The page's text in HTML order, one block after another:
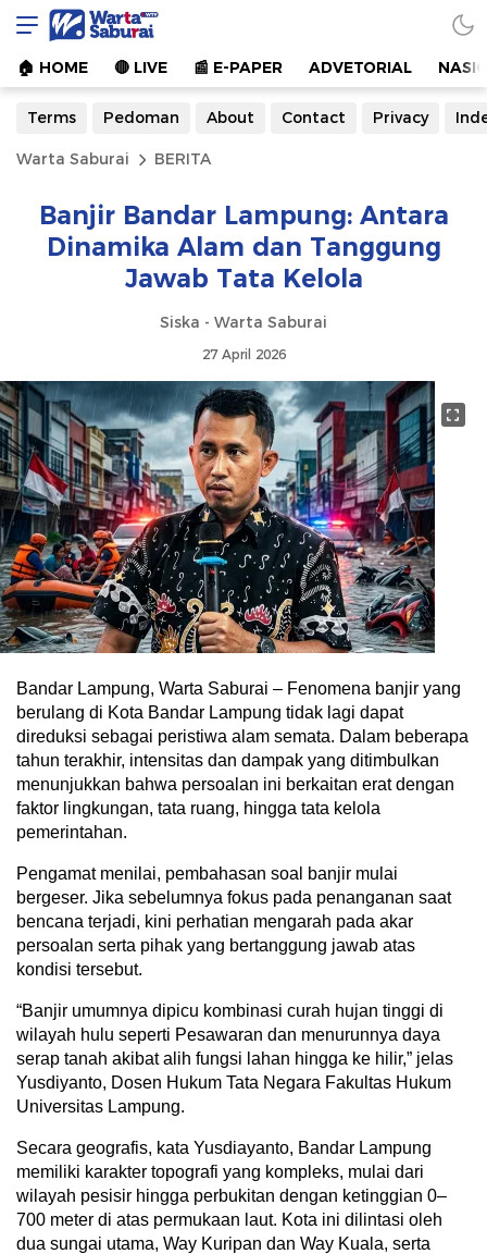
Warta Saburai
Sumber Informasi Terkini
🏠︎ HOME 🔴 LIVE 📰 E-PAPER ADVETORIAL
Terms Pedoman About Contact Privacy
Warta Saburai BERITA
Banjir Bandar Lampung: Antara
Dinamika Alam dan Tanggung
Jawab Tata Kelola
Siska - Warta Saburai
27 April 2026
Bandar Lampung, Warta Saburai – Fenomena banjir yang
berulang di Kota Bandar Lampung tidak lagi dapat
direduksi sebagai peristiwa alam semata. Dalam beberapa
tahun terakhir, intensitas dan dampak yang ditimbulkan
menunjukkan bahwa persoalan ini berkaitan erat dengan
faktor lingkungan, tata ruang, hingga tata kelola
pemerintahan.
Pengamat menilai, pembahasan soal banjir mulai
bergeser. Jika sebelumnya fokus pada penanganan saat
bencana terjadi, kini perhatian mengarah pada akar
persoalan serta pihak yang bertanggung jawab atas
kondisi tersebut.
“Banjir umumnya dipicu kombinasi curah hujan tinggi di
wilayah hulu seperti Pesawaran dan menurunnya daya
serap tanah akibat alih fungsi lahan hingga ke hilir,” jelas
Yusdiyanto, Dosen Hukum Tata Negara Fakultas Hukum
Universitas Lampung.
Secara geografis, kata Yusdiayanto, Bandar Lampung
memiliki karakter topografi yang kompleks, mulai dari
wilayah pesisir hingga perbukitan dengan ketinggian 0–
700 meter di atas permukaan laut. Kota ini dilintasi oleh
dua sungai utama, Way Kuripan dan Way Kuala, serta